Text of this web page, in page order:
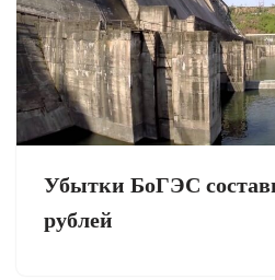
Убытки БоГЭС
рублей